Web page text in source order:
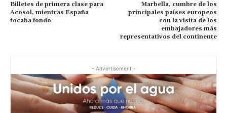
Billetes de primera clase para
Acosol, mientras España
tocaba fondo
Marbella, cumbre de los
principales países europeos
con la visita de los
embajadores más
representativos del continente
- Advertisement -